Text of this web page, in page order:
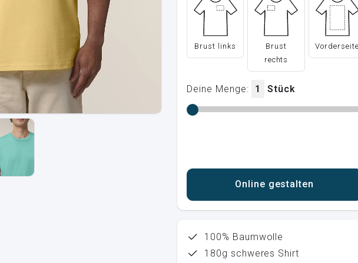
Brust links
Brust
rechts
Deine Menge: 1 Stück
Online gestalten
100% Baumwolle
180g schweres Shirt